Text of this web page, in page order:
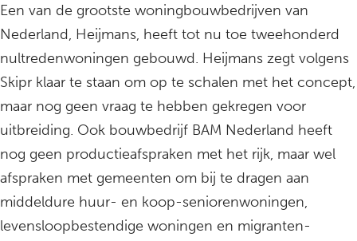
Een van de grootste woningbouwbedrijven van
Nederland, Heijmans, heeft tot nu toe tweehonderd
nultredenwoningen gebouwd. Heijmans zegt volgens
Skipr klaar te staan om op te schalen met het concept,
maar nog geen vraag te hebben gekregen voor
uitbreiding. Ook bouwbedrijf BAM Nederland heeft
nog geen productieafspraken met het rijk, maar wel
afspraken met gemeenten om bij te dragen aan
middeldure huur- en koop-seniorenwoningen,
levensloopbestendige woningen en migranten-